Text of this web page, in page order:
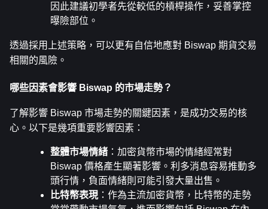
因此建議初學者先從較低的槓桿操作，妥善掌控
曝險部位。
透過採用上述策略，可以更有自信地應對 Biswap 期貨交易
相關的風險。
哪些因素會影響 Biswap 的市場走勢？
了解影響 Biswap 市場走勢的關鍵因素，是成功交易的核
心。以下是幾項重要影響因素：
整體市場情緒 ：加密貨幣市場的情緒經常對
Biswap 價格產生顯著影響。利多消息容易推動多
頭行情，負面情緒則可能引發大量出售。
比特幣表現 ：作為主流加密貨幣，比特幣的走勢